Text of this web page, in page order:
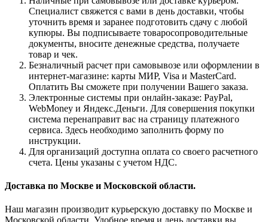
Специалист свяжется с вами в день доставки, чтобы
уточнить время и заранее подготовить сдачу с любой
купюры. Вы подписываете товаросопроводительные
документы, вносите денежные средства, получаете
товар и чек.
Безналичный расчет при самовывозе или оформлении в
интернет-магазине: карты МИР, Visa и MasterCard.
Оплатить Вы сможете при получении Вашего заказа.
Электронные системы при онлайн-заказе: PayPal,
WebMoney и Яндекс.Деньги. Для совершения покупки
система перенаправит вас на страницу платежного
сервиса. Здесь необходимо заполнить форму по
инструкции.
Для организаций доступна оплата со своего расчетного
счета. Цены указаны с учетом НДС.
Доставка по Москве и Московской области.
Наш магазин производит курьерскую доставку по Москве и